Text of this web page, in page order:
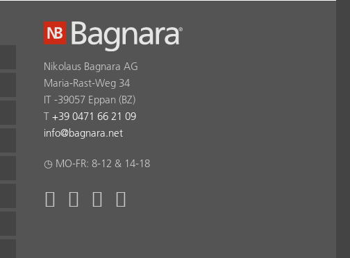
Nikolaus Bagnara AG
Maria-Rast-Weg 34
IT -39057 Eppan (BZ)
T +39 0471 66 21 09
info@bagnara.net
◷ MO-FR: 8-12 & 14-18